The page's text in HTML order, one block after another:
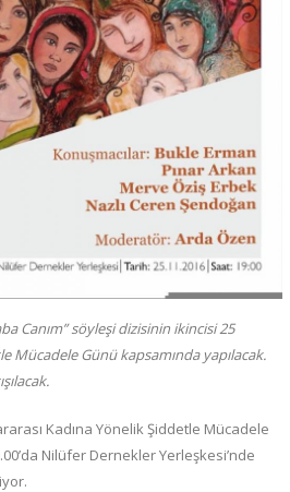
Canım” söyleşi dizisinin ikincisi 25
Mücadele Günü kapsamında yapılacak.
Kadına Yönelik Şiddetle Mücadele
Nilüfer Dernekler Yerleşkesi’nde